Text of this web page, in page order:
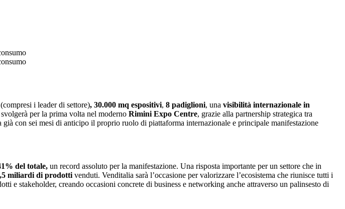
(compresi i leader di settore), 30.000 mq espositivi, 8 padiglioni, una visibilità internazionale in
per la prima volta nel moderno Rimini Expo Centre, grazie alla partnership strategica tra
con sei mesi di anticipo il proprio ruolo di piattaforma internazionale e principale manifestazione
del totale, un record assoluto per la manifestazione. Una risposta importante per un settore che in
miliardi di prodotti venduti. Venditalia sarà l’occasione per valorizzare l’ecosistema che riunisce tutti i
stakeholder, creando occasioni concrete di business e networking anche attraverso un palinsesto di